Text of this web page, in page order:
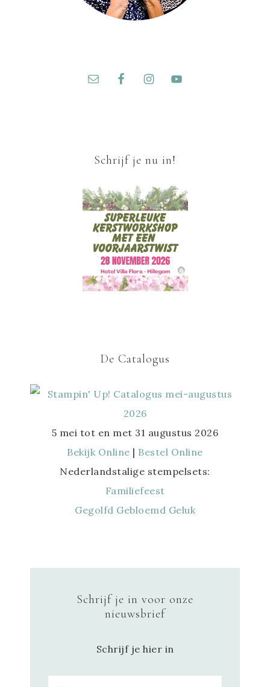
Schrijf je nu in!
De Catalogus
5 mei tot en met 31 augustus 2026
Bekijk Online | Bestel Online
Nederlandstalige stempelsets:
Familiefeest
Gegolfd Gebloemd Geluk
Schrijf je in voor onze
nieuwsbrief
Schrijf je hier in